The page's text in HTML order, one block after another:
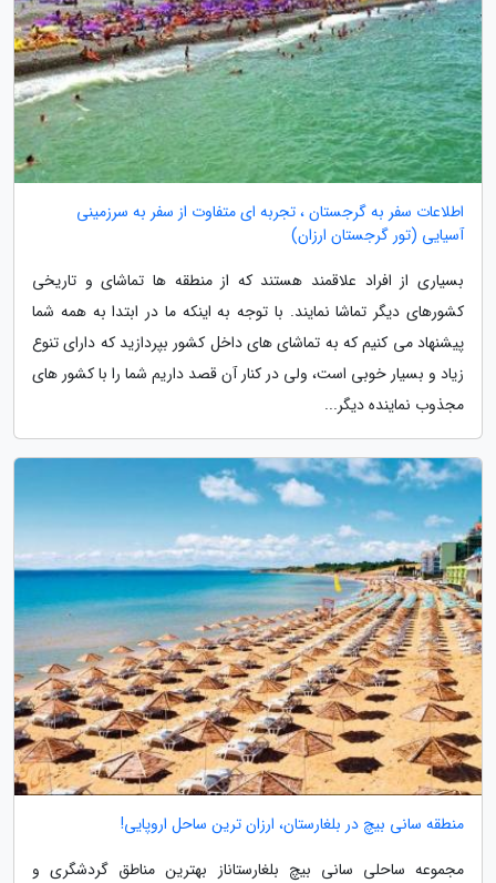
اطلاعات سفر به گرجستان ، تجربه ای متفاوت از سفر به سرزمینی
آسیایی (تور گرجستان ارزان)
بسیاری از افراد علاقمند هستند که از منطقه ها تماشای و تاریخی
کشورهای دیگر تماشا نمایند. با توجه به اینکه ما در ابتدا به همه شما
پیشنهاد می کنیم که به تماشای های داخل کشور بپردازید که دارای تنوع
زیاد و بسیار خوبی است، ولی در کنار آن قصد داریم شما را با کشور های
مجذوب نماینده دیگر...
منطقه سانی بیچ در بلغارستان، ارزان ترین ساحل اروپایی!
مجموعه ساحلی سانی بیچ بلغارستاناز بهترین مناطق گردشگری و